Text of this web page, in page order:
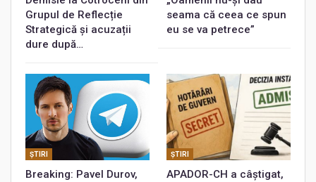
Grupul de Reflecție
Strategică și acuzații
dure după…
seama că ceea ce spun
eu se va petrece”
ŞTIRI
Breaking: Pavel Durov,
ŞTIRI
APADOR-CH a câștigat,